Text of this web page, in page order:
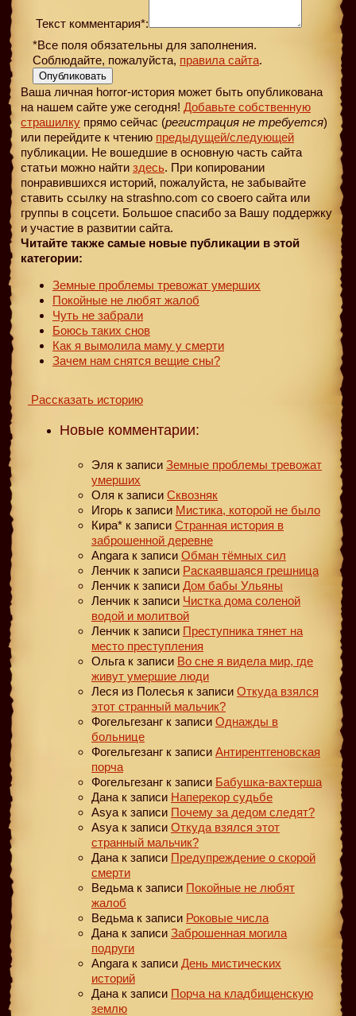
Текст комментария*:
*Все поля обязательны для заполнения.
Соблюдайте, пожалуйста, правила сайта.
Опубликовать
Ваша личная horror-история может быть опубликована
на нашем сайте уже сегодня! Добавьте собственную
страшилку прямо сейчас (регистрация не требуется)
или перейдите к чтению предыдущей/следующей
публикации. Не вошедшие в основную часть сайта
статьи можно найти здесь. При копировании
понравившихся историй, пожалуйста, не забывайте
ставить ссылку на strashno.com со своего сайта или
группы в соцсети. Большое спасибо за Вашу поддержку
и участие в развитии сайта.
Читайте также самые новые публикации в этой
категории:
Земные проблемы тревожат умерших
Покойные не любят жалоб
Чуть не забрали
Боюсь таких снов
Как я вымолила маму у смерти
Зачем нам снятся вещие сны?
Рассказать историю
Новые комментарии:
Эля к записи Земные проблемы тревожат
умерших
Оля к записи Сквозняк
Игорь к записи Мистика, которой не было
Кира* к записи Странная история в
заброшенной деревне
Angara к записи Обман тёмных сил
Ленчик к записи Раскаявшаяся грешница
Ленчик к записи Дом бабы Ульяны
Ленчик к записи Чистка дома соленой
водой и молитвой
Ленчик к записи Преступника тянет на
место преступления
Ольга к записи Во сне я видела мир, где
живут умершие люди
Леся из Полесья к записи Откуда взялся
этот странный мальчик?
Фогельгезанг к записи Однажды в
больнице
Фогельгезанг к записи Антирентгеновская
порча
Фогельгезанг к записи Бабушка-вахтерша
Дана к записи Наперекор судьбе
Asya к записи Почему за дедом следят?
Asya к записи Откуда взялся этот
странный мальчик?
Дана к записи Предупреждение о скорой
смерти
Ведьма к записи Покойные не любят
жалоб
Ведьма к записи Роковые числа
Дана к записи Заброшенная могила
подруги
Angara к записи День мистических
историй
Дана к записи Порча на кладбищенскую
землю